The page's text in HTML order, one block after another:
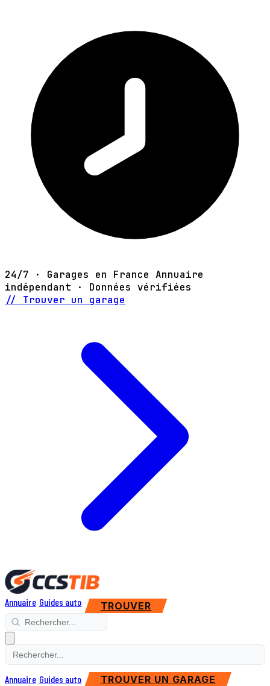
24/7 · Garages en France Annuaire
indépendant · Données vérifiées
// Trouver un garage
Annuaire Guides auto TROUVER
Annuaire Guides auto TROUVER UN GARAGE